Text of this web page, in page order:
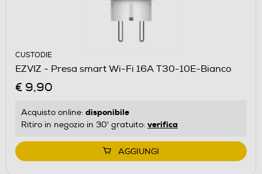
CUSTODIE
EZVIZ - Presa smart Wi-Fi 16A T30-10E-Bianco
€ 9,90
Acquisto online: disponibile
Ritiro in negozio in 30' gratuito: verifica
AGGIUNGI